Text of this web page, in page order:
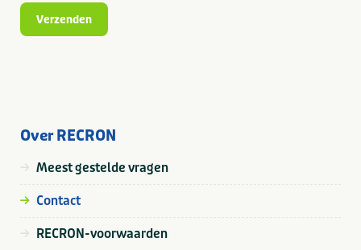
Over RECRON
Meest gestelde vragen
Contact
RECRON-voorwaarden